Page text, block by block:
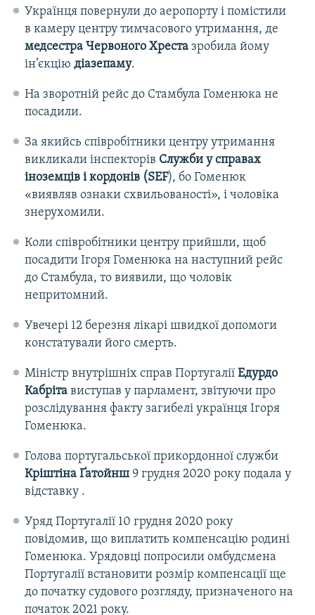
Українця повернули до аеропорту і помістили
в камеру центру тимчасового утримання, де
медсестра Червоного Хреста зробила йому
ін’єкцію діазепаму.
На зворотній рейс до Стамбула Гоменюка не
посадили.
За якийсь співробітники центру утримання
викликали інспекторів Служби у справах
іноземців і кордонів (SEF), бо Гоменюк
«виявляв ознаки схвильованості», і чоловіка
знерухомили.
Коли співробітники центру прийшли, щоб
посадити Ігоря Гоменюка на наступний рейс
до Стамбула, то виявили, що чоловік
непритомний.
Увечері 12 березня лікарі швидкої допомоги
констатували його смерть.
Міністр внутрішніх справ Португалії Едурдо
Кабріта виступав у парламент, звітуючи про
розслідування факту загибелі українця Ігоря
Гоменюка.
Голова португальської прикордонної служби
Кріштіна Ґатойнш9 грудня 2020 року подала у
відставку .
Уряд Португалії 10 грудня 2020 року
повідомив, що виплатить компенсацію родині
Гоменюка. Урядовці попросили омбудсмена
Португалії встановити розмір компенсації ще
до початку судового розгляду, призначеного на
початок 2021 року.